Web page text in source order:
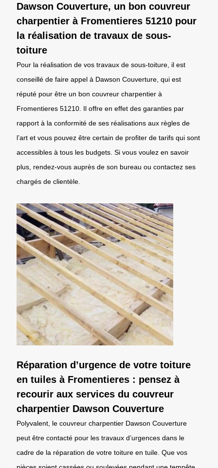
Dawson Couverture, un bon couvreur
charpentier à Fromentieres 51210 pour
la réalisation de travaux de sous-
toiture
Pour la réalisation de vos travaux de sous-toiture, il est
conseillé de faire appel à Dawson Couverture, qui est
réputé pour être un bon couvreur charpentier à
Fromentieres 51210. Il offre en effet des garanties par
rapport à la conformité de ses réalisations aux règles de
l’art et vous pouvez être certain de profiter de tarifs qui sont
accessibles à tous les budgets. Si vous voulez en savoir
plus, rendez-vous auprès de son bureau ou contactez ses
chargés de clientèle.
Réparation d’urgence de votre toiture
en tuiles à Fromentieres : pensez à
recourir aux services du couvreur
charpentier Dawson Couverture
Polyvalent, le couvreur charpentier Dawson Couverture
peut être contacté pour les travaux d’urgences dans le
cadre de la réparation de votre toiture en tuile. Que vos